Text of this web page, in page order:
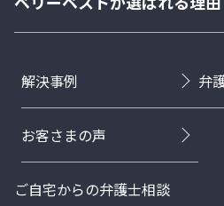
解決事例 弁
お客さまの声
ご自宅からの弁護士相談